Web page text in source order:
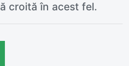
croită în acest fel.